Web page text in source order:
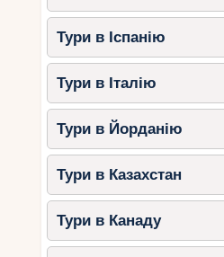
Тури в Іспанію
Тури в Італію
Тури в Йорданію
Тури в Казахстан
Тури в Канаду